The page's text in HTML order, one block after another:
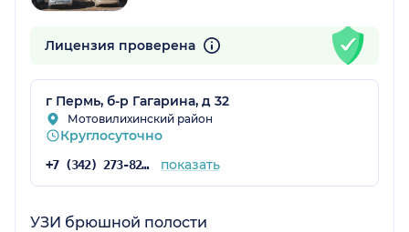
Лицензия проверена
г Пермь, б-р Гагарина, д 32
Мотовилихинский район
Круглосуточно
+7 (342) 273-82-46 показать
УЗИ брюшной полости